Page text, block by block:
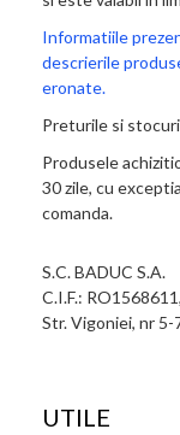
Informatiile
descrierile
eronate.
Preturile si
Produsele
30 zile, cu
comanda.
S.C. BADUC S.A.
C.I.F.:
Str. Vigoniei, nr
UTILE